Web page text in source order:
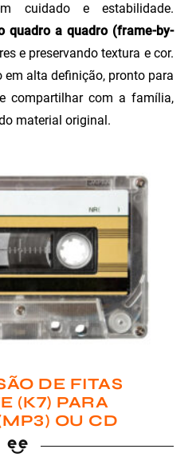
cuidado e estabilidade.
quadro a quadro (frame-by-
e preservando textura e cor.
em alta definição, pronto para
compartilhar com a família,
material original.
DE FITAS
(K7) PARA
OU CD